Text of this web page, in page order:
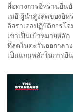
สื่อทางการอิหร่านยืน
เนอี ผู้นำสูงสุดของอิ
อิสราเอลปฏิบัติการโ
เขาเป็นเป้าหมายหลั
ที่สุดในตะวันออกกลา
เป็นแกนหลักในการยื